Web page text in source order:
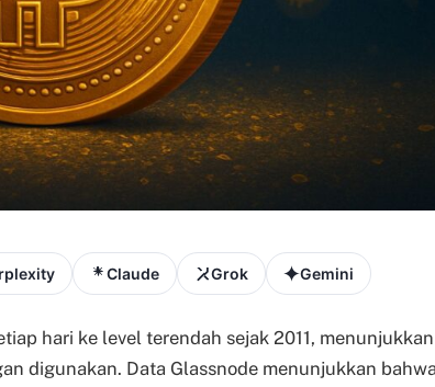
Claude Grok Gemini
hari ke level terendah sejak 2011, menunjukkan
digunakan. Data Glassnode menunjukkan bahwa